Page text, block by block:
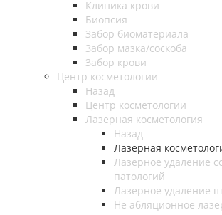
Клиника крови
Биопсия
Забор биоматериала
Забор мазка/соскоба
Забор крови
Центр косметологии
Назад
Центр косметологии
Лазерная косметология
Назад
Лазерная
Лазерное удаление
патологий
Лазерное удаление
Не абляционное